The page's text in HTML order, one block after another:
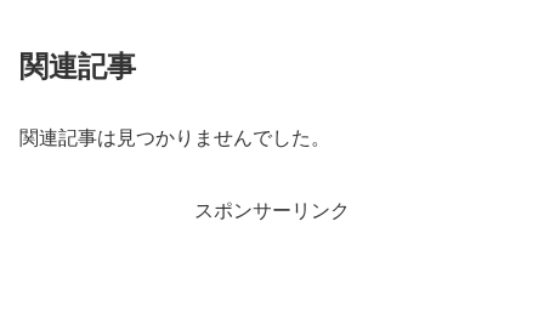
関連記事
関連記事は見つかりませんでした。
スポンサーリンク